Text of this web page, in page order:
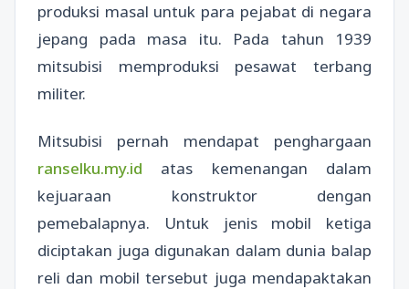
produksi masal untuk para pejabat di negara
jepang pada masa itu. Pada tahun 1939
mitsubisi memproduksi pesawat terbang
militer.
Mitsubisi pernah mendapat penghargaan
ranselku.my.id atas kemenangan dalam
kejuaraan konstruktor dengan
pemebalapnya. Untuk jenis mobil ketiga
diciptakan juga digunakan dalam dunia balap
reli dan mobil tersebut juga mendapaktakan